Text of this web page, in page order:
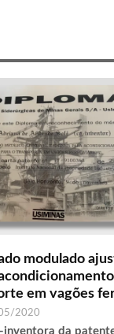
modulado
em vagões
2020
inventora da